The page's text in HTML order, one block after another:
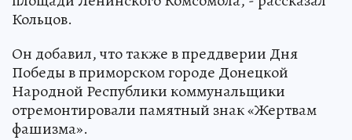
Кольцов.
Он добавил, что также в преддверии Дня
Победы в приморском городе Донецкой
Народной Республики коммунальщики
отремонтировали памятный знак «Жертвам
фашизма».